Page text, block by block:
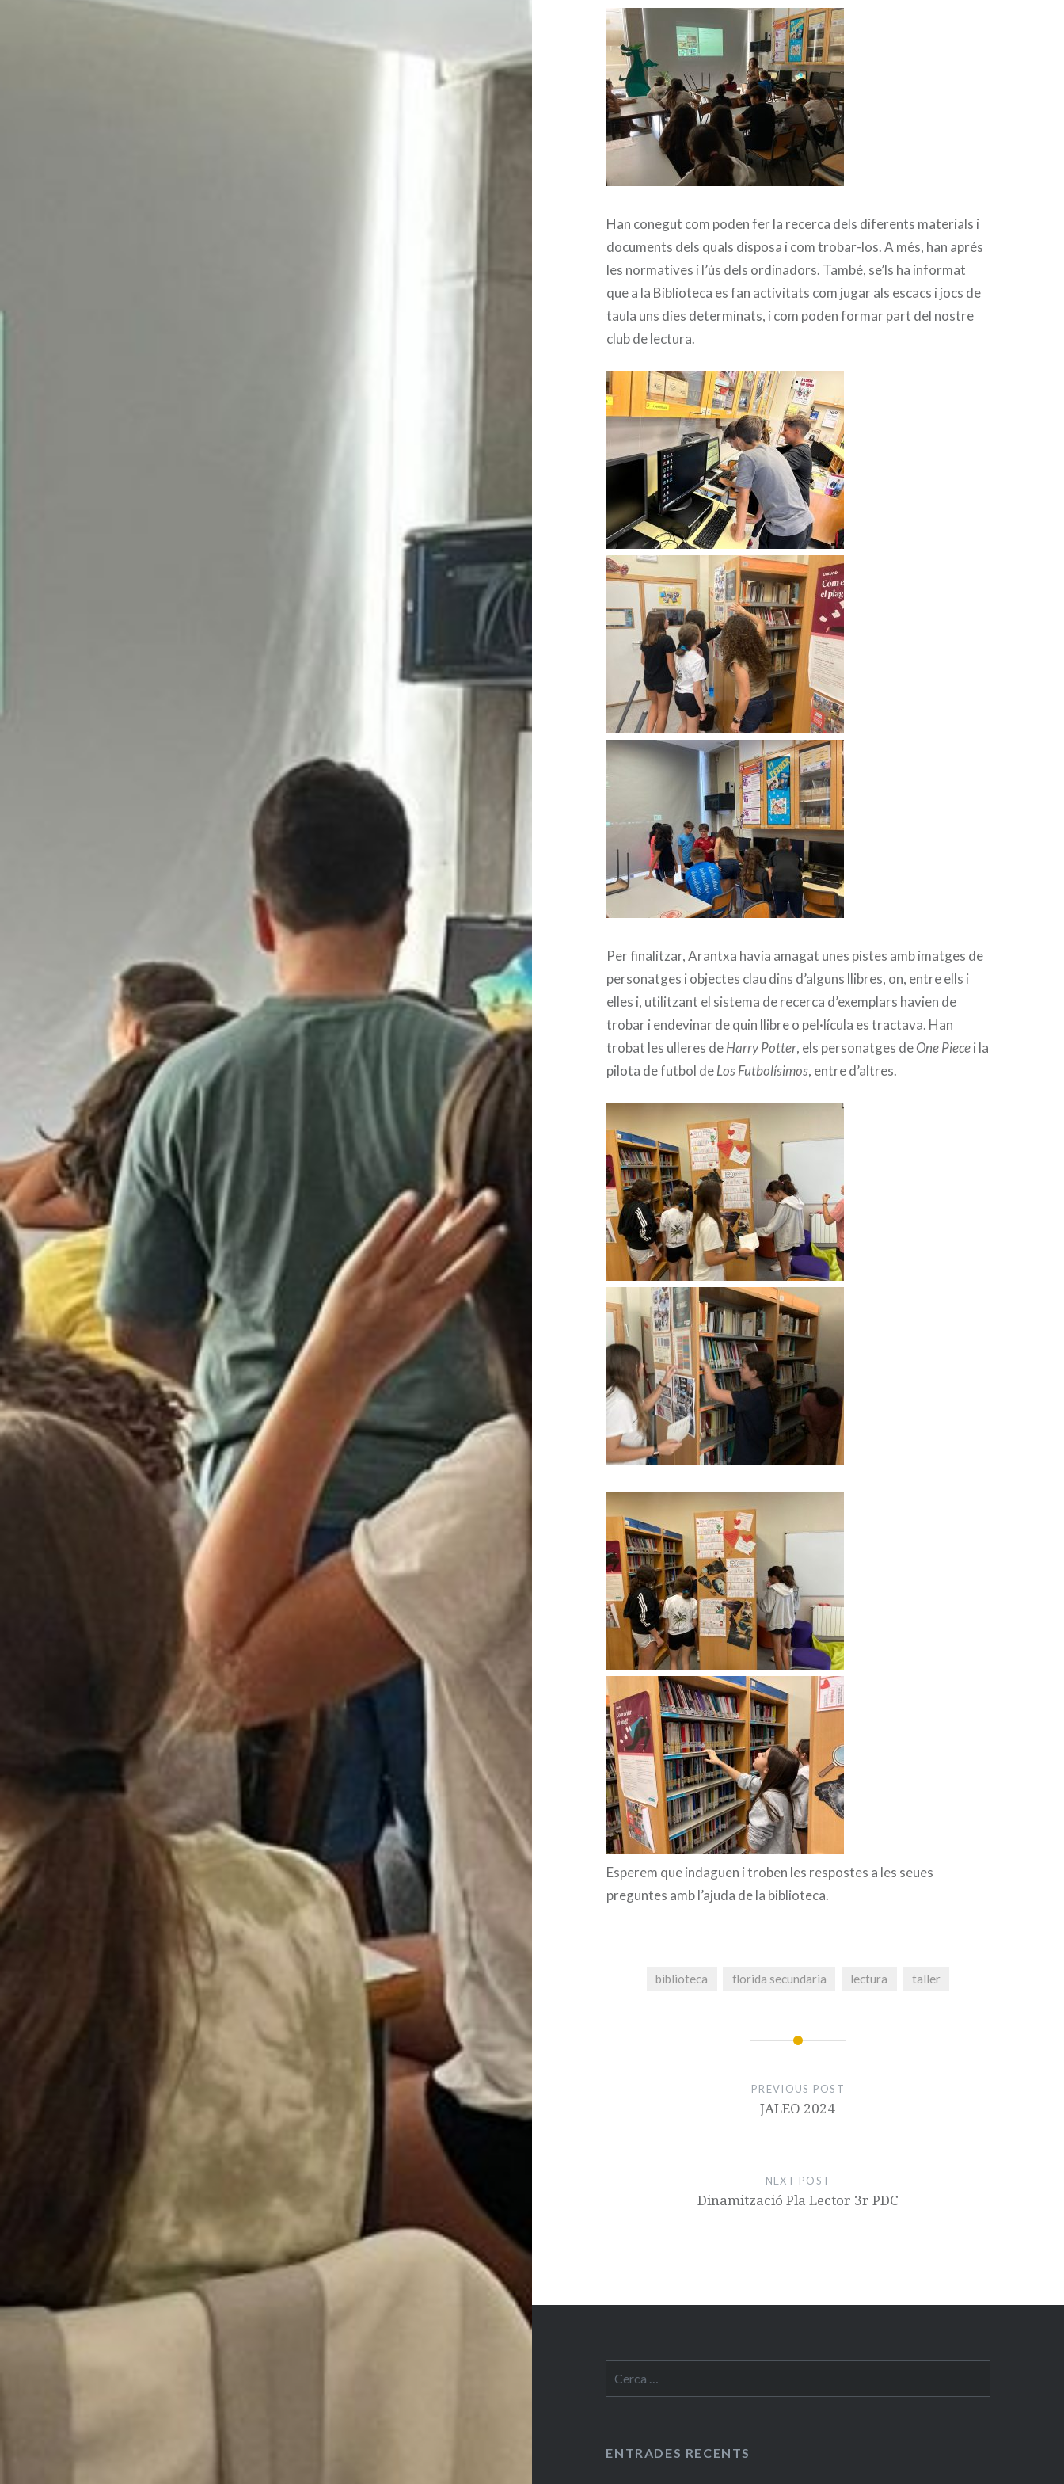
Han conegut com poden fer la recerca dels diferents materials i
documents dels quals disposa i com trobar-los. A més, han aprés
les normatives i l’ús dels ordinadors. També, se’ls ha informat
que a la Biblioteca es fan activitats com jugar als escacs i jocs de
taula uns dies determinats, i com poden formar part del nostre
club de lectura.
Per finalitzar, Arantxa havia amagat unes pistes amb imatges de
personatges i objectes clau dins d’alguns llibres, on, entre ells i
elles i, utilitzant el sistema de recerca d’exemplars havien de
trobar i endevinar de quin llibre o pel·lícula es tractava. Han
trobat les ulleres deHarry Potter, els personatges deOne Piecei la
pilota de futbol deLosFutbolísimos, entre d’altres.
Esperem que indaguen i troben les respostes a les seues
preguntes amb l’ajuda de la biblioteca.
biblioteca florida secundaria lectura taller
Navegació
PREVIOUS POST
JALEO 2024
NEXT POST
Dinamització Pla Lector 3r PDC
ENTRADES RECENTS